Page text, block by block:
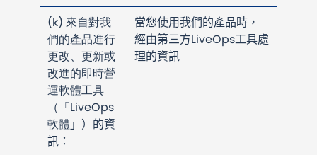
(k) 來自對我
們的產品進行
更改、更新或
改進的即時營
運軟體工具
（「LiveOps
軟體 」）的資
訊：
當您使用我們的產品時，
經由第三方LiveOps工具處
理的資訊